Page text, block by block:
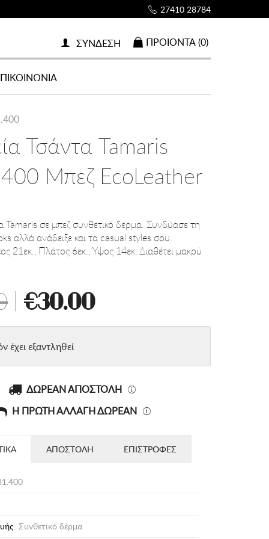
27410 28784
ΠΡΟΙOΝΤΑ (0)
ΣΥΝΔΕΣΗ
Τσάντα Tamaris
Μπεζ EcoLeather
Tamaris σε μπεζ συνθετικό δέρμα. Συνδύασε τη
αλλά ανάδειξε και τα casual styles σου.
21εκ., Πλάτος 6εκ., Ύψος 14εκ. Διαθέτει μακρύ
€30.00
έχει εξαντληθεί
ΔΩΡΕΑΝ ΑΠΟΣΤΟΛΗ
Η ΠΡΩΤΗ ΑΛΛΑΓΗ ΔΩΡΕΑΝ
ΑΠΟΣΤΟΛΗ ΕΠΙΣΤΡΟΦΕΣ
: Συνθετικό δέρμα